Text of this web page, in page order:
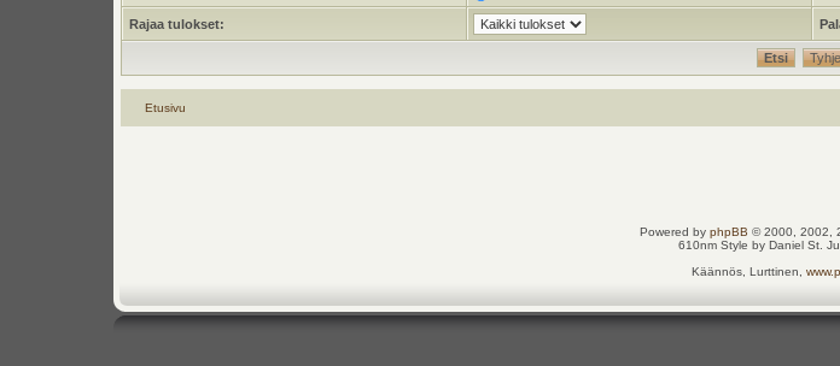
Rajaa tulokset:
Etusivu
Powered by phpBB © 2000, 2002,
610nm Style by Daniel St.
Käännös, Lurttinen,